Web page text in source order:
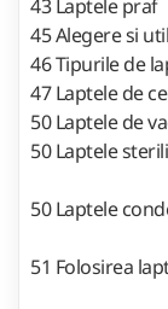
43 Laptele praf
45 Alegere si
46 Tipurile de
47 Laptele de
50 Laptele de
50 Laptele
50 Laptele
51 Folosirea